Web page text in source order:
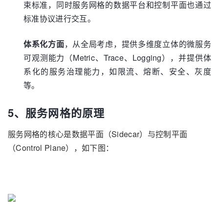
束标准，同时服务网格的数据平台和控制平面也通过
标准协议进行交互。
体系化方面，从全局考虑，提供多维度立体的微服务
可观测能力（Metric、Trace、Logging），并提供体
系化的服务治理能力，如限流、熔断、安全、灰度
等。
5、服务网格的原理
服务网格的核心是数据平面（Sidecar）与控制平面
（Control Plane），如下图：